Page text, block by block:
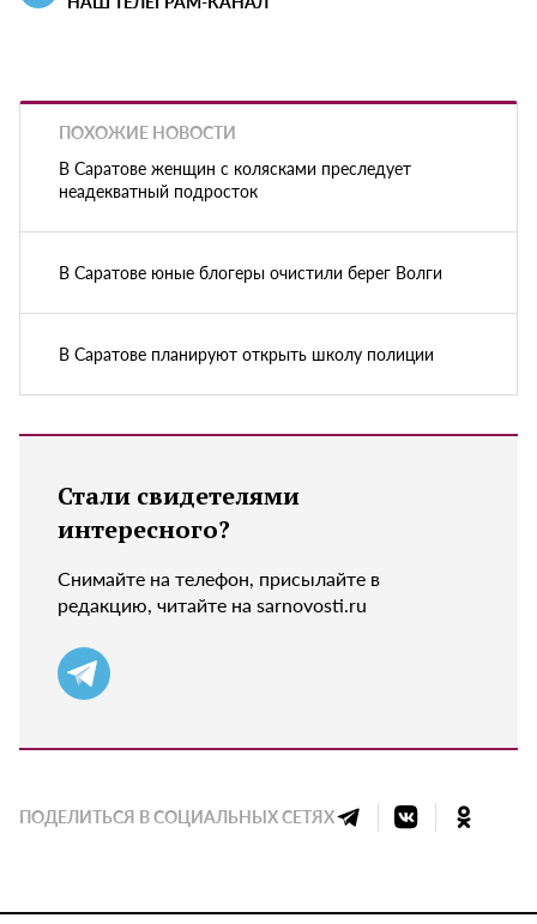
ПОХОЖИЕ НОВОСТИ
В Саратове женщин с колясками преследует
неадекватный подросток
В Саратове юные блогеры очистили берег Волги
В Саратове планируют открыть школу полиции
Стали свидетелями
интересного?
Снимайте на телефон, присылайте в
редакцию, читайте на sarnovosti.ru
ПОДЕЛИТЬСЯ В СОЦИАЛЬНЫХ СЕТЯХ